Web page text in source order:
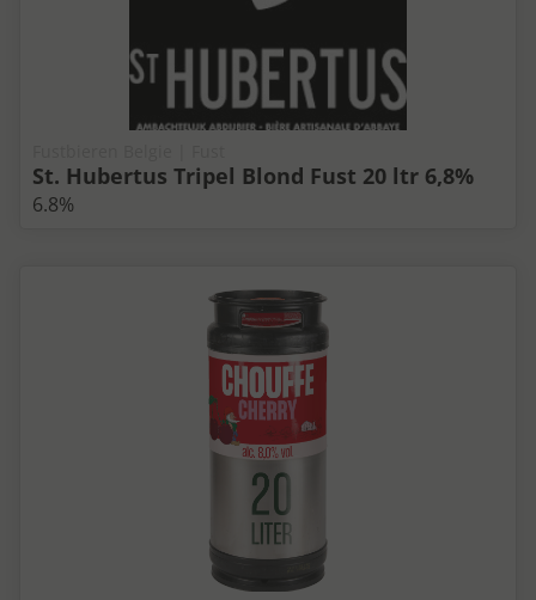
St. Hubertus Tripel Blond Fust 20 ltr 6,8%
6.8%